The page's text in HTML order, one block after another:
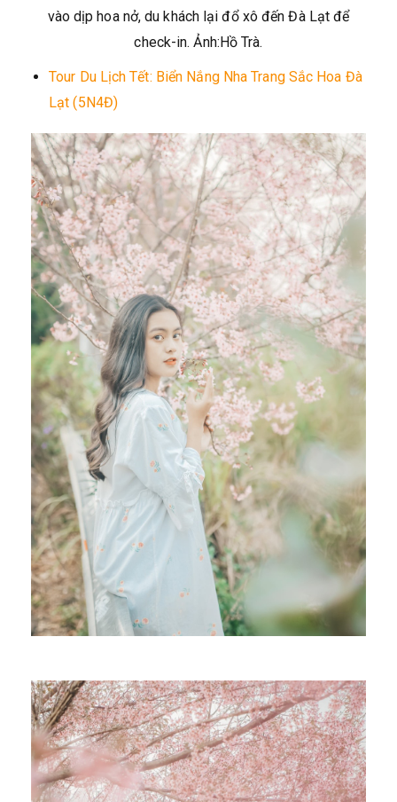
vào dịp hoa nở, du khách lại đổ xô đến Đà Lạt để
check-in. Ảnh:Hồ Trà.
Tour Du Lịch Tết: Biển Nắng Nha Trang Sắc Hoa Đà
Lạt (5N4Đ)